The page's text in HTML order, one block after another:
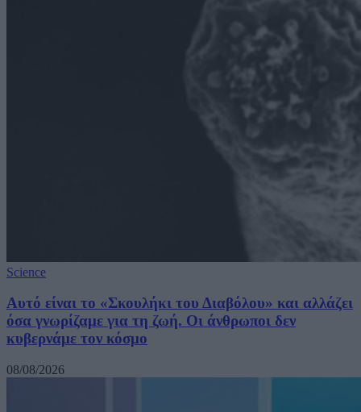
Science
Αυτό είναι το «Σκουλήκι του Διαβόλου» και αλλάζει
όσα γνωρίζαμε για τη ζωή. Οι άνθρωποι δεν
κυβερνάμε τον κόσμο
08/08/2026